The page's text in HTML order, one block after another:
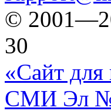
©
30
«Сайт для
СМИ Эл №